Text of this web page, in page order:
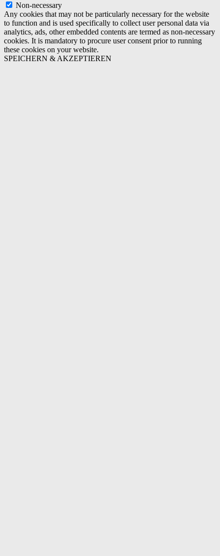
Non-necessary
Any cookies that may not be particularly necessary for the website
to function and is used specifically to collect user personal data via
analytics, ads, other embedded contents are termed as non-necessary
cookies. It is mandatory to procure user consent prior to running
these cookies on your website.
SPEICHERN & AKZEPTIEREN